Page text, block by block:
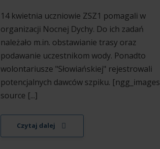
14 kwietnia uczniowie ZSZ1 pomagali w
organizacji Nocnej Dychy. Do ich zadań
należało m.in. obstawianie trasy oraz
podawanie uczestnikom wody. Ponadto
wolontariusze "Słowiańskiej" rejestrowali
potencjalnych dawców szpiku. [ngg_images
source [...]
Czytaj dalej